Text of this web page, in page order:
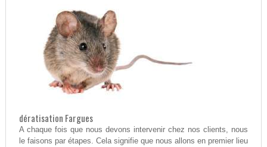
dératisation Fargues
A chaque fois que nous devons intervenir chez nos clients, nous
le faisons par étapes. Cela signifie que nous allons en premier lieu